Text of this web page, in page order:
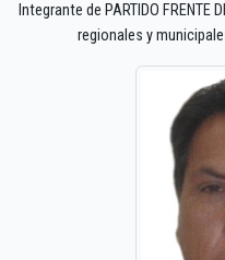
Integrante de PARTIDO FRENTE
regionales y